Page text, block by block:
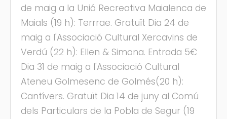
de maig a la Unió Recreativa Maialenca de
Maials (19 h): Terrrae. Gratuït Dia 24 de
maig a l'Associació Cultural Xercavins de
Verdú (22 h): Ellen & Simona. Entrada 5€
Dia 31 de maig a l'Associació Cultural
Ateneu Golmesenc de Golmés(20 h):
Cantívers. Gratuït Dia 14 de juny al Comú
dels Particulars de la Pobla de Segur (19